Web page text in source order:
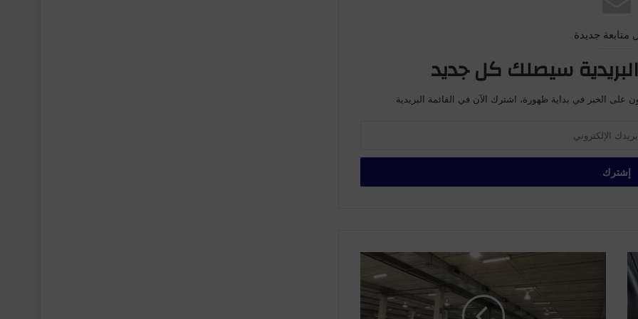
متابعة جديدة
سيصلك كل جديد
الخبر في بداية ظهورة، اشترك الآن في القائمة البريدية